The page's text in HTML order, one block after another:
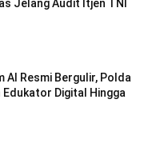
Jelang Audit Itjen TNI
AI Resmi Bergulir, Polda
Edukator Digital Hingga